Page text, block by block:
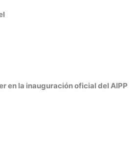
en la inauguración oficial del AIPP